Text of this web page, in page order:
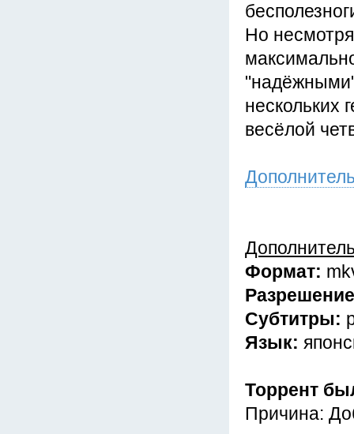
Но
нескольких
весёлой
Формат:
Субтитры:
Язык:
Торрент
Причина: